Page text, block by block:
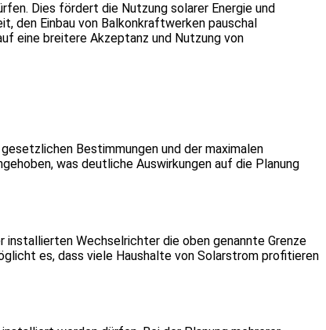
Dies fördert die Nutzung solarer Energie und
den Einbau von Balkonkraftwerken pauschal
eine breitere Akzeptanz und Nutzung von
Bestimmungen und der maximalen
was deutliche Auswirkungen auf die Planung
Wechselrichter die oben genannte Grenze
es, dass viele Haushalte von Solarstrom profitieren